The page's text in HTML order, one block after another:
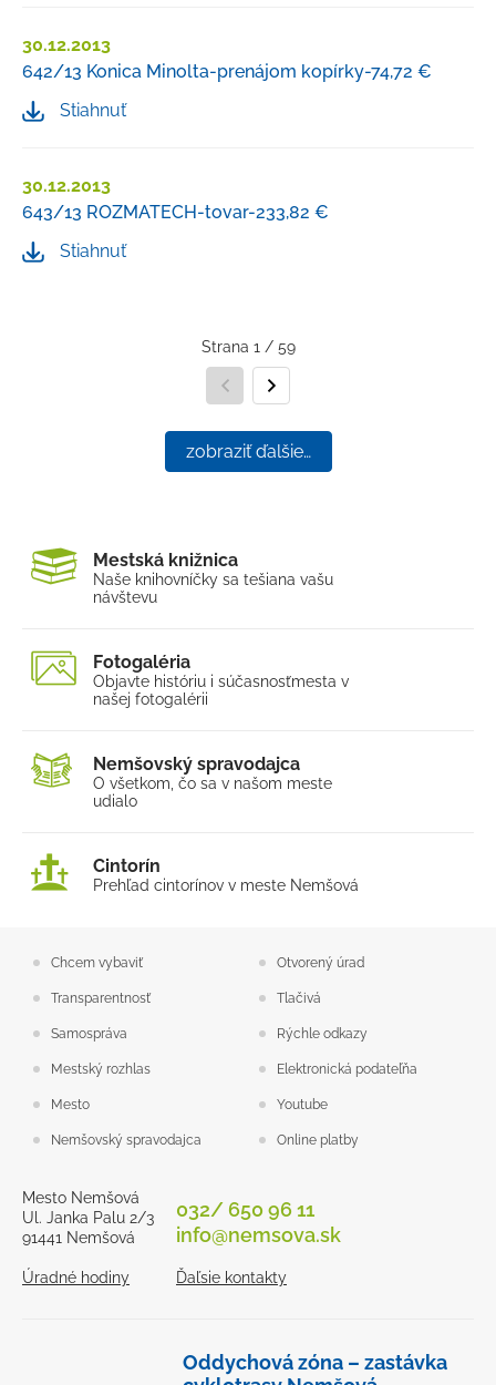
30.12.2013
642/13 Konica Minolta-prenájom kopírky-74,72 €
Stiahnuť
30.12.2013
643/13 ROZMATECH-tovar-233,82 €
Stiahnuť
Strana 1 / 59
zobraziť ďalšie…
Mestská knižnica
Naše knihovníčky sa tešiana vašu
návštevu
Fotogaléria
Objavte históriu i súčasnosťmesta v
našej fotogalérii
Nemšovský spravodajca
O všetkom, čo sa v našom meste
udialo
Cintorín
Prehľad cintorínov v meste Nemšová
Chcem vybaviť Otvorený úrad
Transparentnosť Tlačivá
Samospráva Rýchle odkazy
Mestský rozhlas Elektronická podateľňa
Mesto Youtube
Nemšovský spravodajca Online platby
Mesto Nemšová
Ul. Janka Palu 2/3
91441 Nemšová
Úradné hodiny
032/ 650 96 11
info@nemsova.sk
Ďaľsie kontakty
Oddychová zóna – zastávka